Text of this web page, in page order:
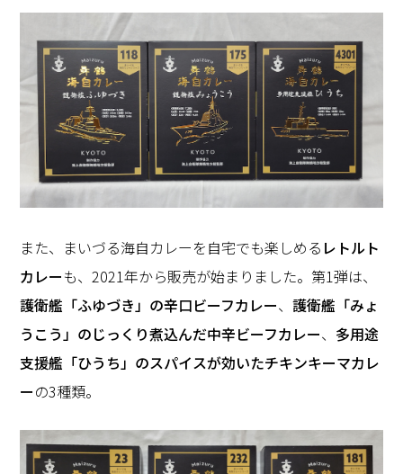
また、まいづる海自カレーを自宅でも楽しめる レトルト
カレーも、2021年から販売が始まりました。第1弾は、
護衛艦「ふゆづき」の辛口ビーフカレー、護衛艦「みょ
うこう」のじっくり煮込んだ中辛ビーフカレー、 多用途
支援艦「ひうち」のスパイスが効いたチキンキーマカレ
ーの3種類。